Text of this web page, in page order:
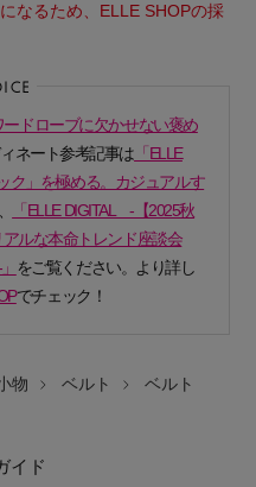
Loop
式アプリ
なるため、ELLE SHOPの採
ードローブに欠かせない褒め
ネート参考記事は 「ELLE
ク」を極める。カジュアルす
「ELLE DIGITAL -【2025秋
ルな本命トレンド座談会
をご覧ください。より詳し
でチェック！
物 ベルト ベルト
イド